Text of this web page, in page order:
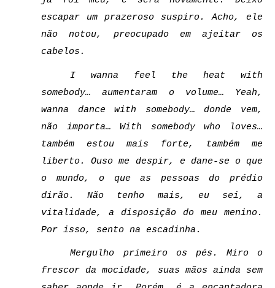
escapar um prazeroso suspiro. Acho, ele
não notou, preocupado em ajeitar os
cabelos.
I wanna feel the heat with
somebody… aumentaram o volume… Yeah,
wanna dance with somebody… donde vem,
não importa… With somebody who loves…
também estou mais forte, também me
liberto. Ouso me despir, e dane-se o que
o mundo, o que as pessoas do prédio
dirão. Não tenho mais, eu sei, a
vitalidade, a disposição do meu menino.
Por isso, sento na escadinha.
Mergulho primeiro os pés. Miro o
frescor da mocidade, suas mãos ainda sem